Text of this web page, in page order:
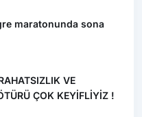
maratonunda sona
VE
ÇOK KEYİFLİYİZ !